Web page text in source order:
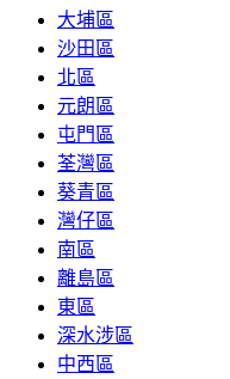
大埔區
沙田區
北區
元朗區
屯門區
荃灣區
葵青區
灣仔區
南區
離島區
東區
深水涉區
中西區